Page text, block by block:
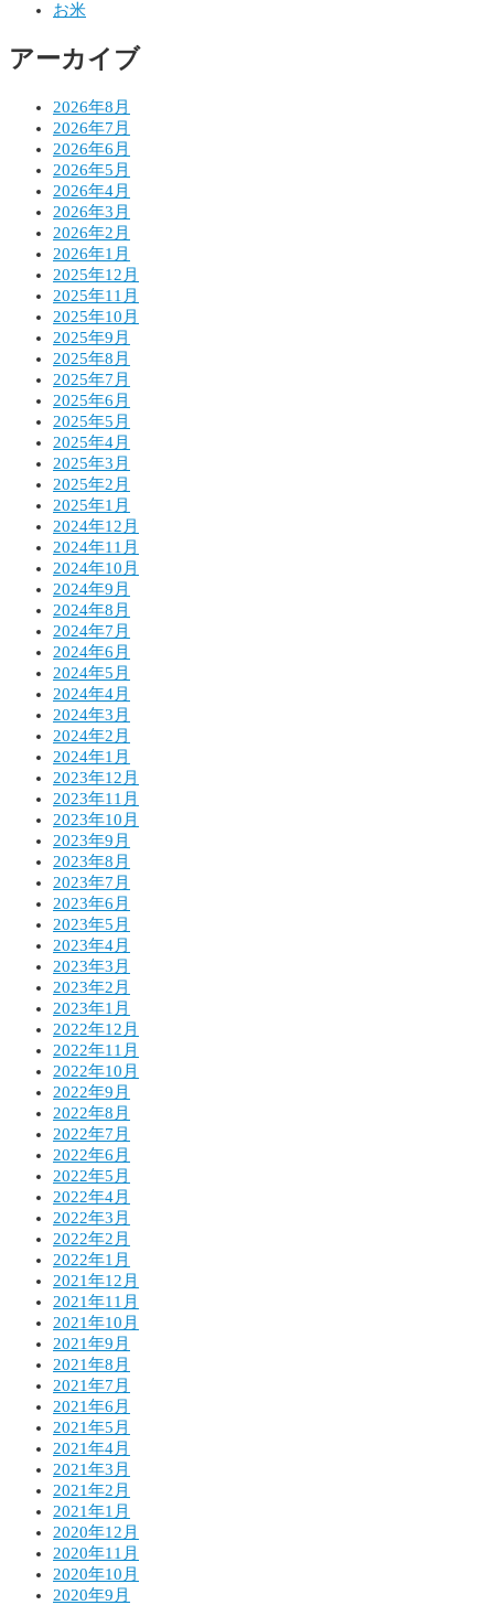
ン
お米
アーカイブ
2026年8月
2026年7月
2026年6月
2026年5月
2026年4月
2026年3月
2026年2月
2026年1月
2025年12月
2025年11月
2025年10月
2025年9月
2025年8月
2025年7月
2025年6月
2025年5月
2025年4月
2025年3月
2025年2月
2025年1月
2024年12月
2024年11月
2024年10月
2024年9月
2024年8月
2024年7月
2024年6月
2024年5月
2024年4月
2024年3月
2024年2月
2024年1月
2023年12月
2023年11月
2023年10月
2023年9月
2023年8月
2023年7月
2023年6月
2023年5月
2023年4月
2023年3月
2023年2月
2023年1月
2022年12月
2022年11月
2022年10月
2022年9月
2022年8月
2022年7月
2022年6月
2022年5月
2022年4月
2022年3月
2022年2月
2022年1月
2021年12月
2021年11月
2021年10月
2021年9月
2021年8月
2021年7月
2021年6月
2021年5月
2021年4月
2021年3月
2021年2月
2021年1月
2020年12月
2020年11月
2020年10月
2020年9月